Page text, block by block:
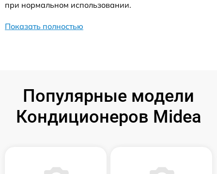
при нормальном использовании.
Показать полностью
Популярные модели
Кондиционеров Midea